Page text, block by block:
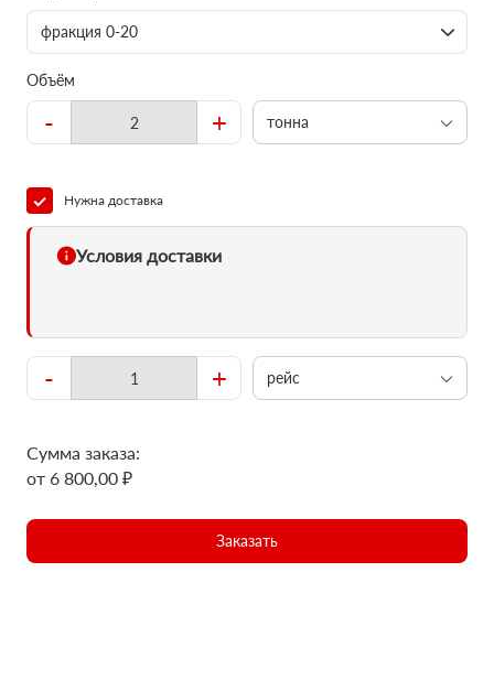
фракция 0-20
Объём
- + тонна
Нужна доставка
Условия доставки
- + рейс
Сумма заказа:
от 6 800,00 ₽
Заказать